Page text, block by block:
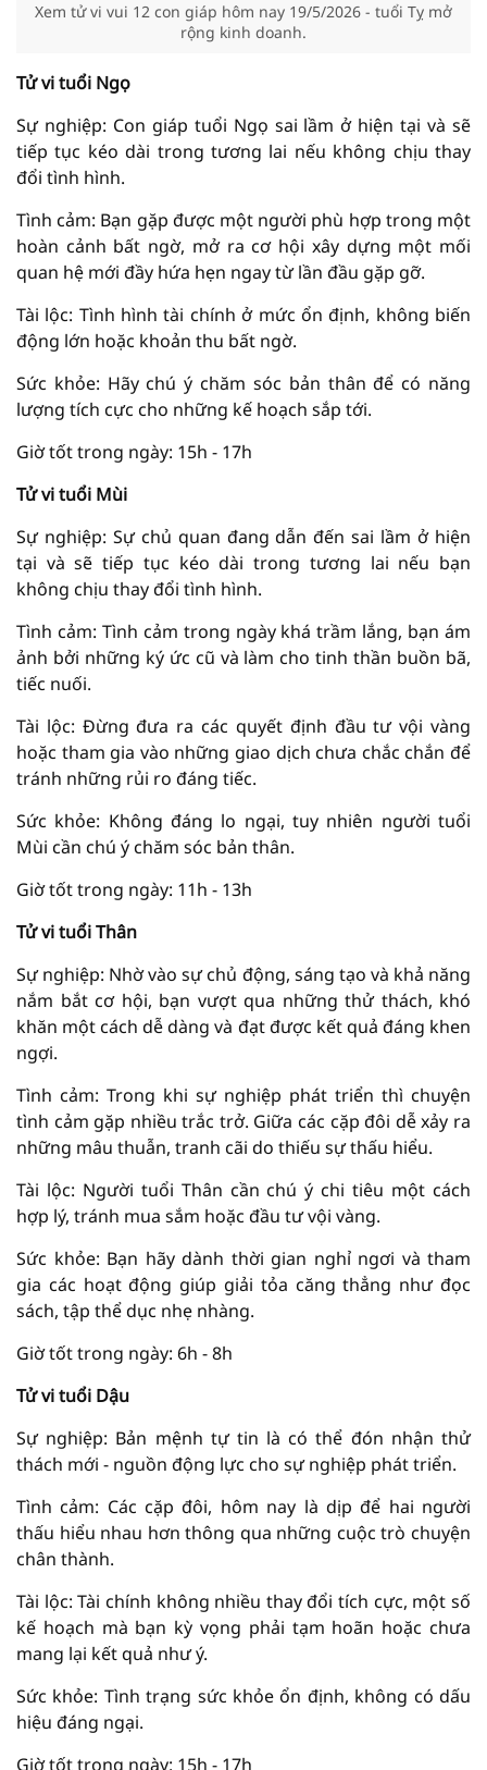
Xem tử vi vui 12 con giáp hôm nay 19/5/2026 - tuổi Tỵ mở
rộng kinh doanh.
Tử vi tuổi Ngọ
Sự nghiệp: Con giáp tuổi Ngọ sai lầm ở hiện tại và sẽ
tiếp tục kéo dài trong tương lai nếu không chịu thay
đổi tình hình.
Tình cảm: Bạn gặp được một người phù hợp trong một
hoàn cảnh bất ngờ, mở ra cơ hội xây dựng một mối
quan hệ mới đầy hứa hẹn ngay từ lần đầu gặp gỡ.
Tài lộc: Tình hình tài chính ở mức ổn định, không biến
động lớn hoặc khoản thu bất ngờ.
Sức khỏe: Hãy chú ý chăm sóc bản thân để có năng
lượng tích cực cho những kế hoạch sắp tới.
Giờ tốt trong ngày: 15h - 17h
Tử vi tuổi Mùi
Sự nghiệp: Sự chủ quan đang dẫn đến sai lầm ở hiện
tại và sẽ tiếp tục kéo dài trong tương lai nếu bạn
không chịu thay đổi tình hình.
Tình cảm: Tình cảm trong ngày khá trầm lắng, bạn ám
ảnh bởi những ký ức cũ và làm cho tinh thần buồn bã,
tiếc nuối.
Tài lộc: Đừng đưa ra các quyết định đầu tư vội vàng
hoặc tham gia vào những giao dịch chưa chắc chắn để
tránh những rủi ro đáng tiếc.
Sức khỏe: Không đáng lo ngại, tuy nhiên người tuổi
Mùi cần chú ý chăm sóc bản thân.
Giờ tốt trong ngày: 11h - 13h
Tử vi tuổi Thân
Sự nghiệp: Nhờ vào sự chủ động, sáng tạo và khả năng
nắm bắt cơ hội, bạn vượt qua những thử thách, khó
khăn một cách dễ dàng và đạt được kết quả đáng khen
ngợi.
Tình cảm: Trong khi sự nghiệp phát triển thì chuyện
tình cảm gặp nhiều trắc trở. Giữa các cặp đôi dễ xảy ra
những mâu thuẫn, tranh cãi do thiếu sự thấu hiểu.
Tài lộc: Người tuổi Thân cần chú ý chi tiêu một cách
hợp lý, tránh mua sắm hoặc đầu tư vội vàng.
Sức khỏe: Bạn hãy dành thời gian nghỉ ngơi và tham
gia các hoạt động giúp giải tỏa căng thẳng như đọc
sách, tập thể dục nhẹ nhàng.
Giờ tốt trong ngày: 6h - 8h
Tử vi tuổi Dậu
Sự nghiệp: Bản mệnh tự tin là có thể đón nhận thử
thách mới - nguồn động lực cho sự nghiệp phát triển.
Tình cảm: Các cặp đôi, hôm nay là dịp để hai người
thấu hiểu nhau hơn thông qua những cuộc trò chuyện
chân thành.
Tài lộc: Tài chính không nhiều thay đổi tích cực, một số
kế hoạch mà bạn kỳ vọng phải tạm hoãn hoặc chưa
mang lại kết quả như ý.
Sức khỏe: Tình trạng sức khỏe ổn định, không có dấu
hiệu đáng ngại.
Giờ tốt trong ngày: 15h - 17h